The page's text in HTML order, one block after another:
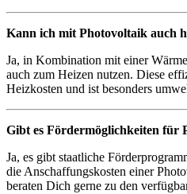
Kann ich mit Photovoltaik auch
Ja, in Kombination mit einer
auch zum Heizen nutzen. Diese
Heizkosten und ist besonders
Gibt es Fördermöglichkeiten für
Ja, es gibt staatliche
die Anschaffungskosten einer
beraten Dich gerne zu den